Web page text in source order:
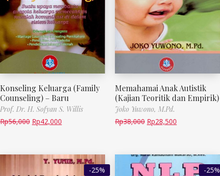
Konseling Keluarga (Family
Counseling) – Baru
Prof. Dr. H. Sofyan S. Willis
Rp56,000 Rp42,000
Memahamai Anak Autistik
(Kajian Teoritik dan Empirik)
Joko Yuwono, M.Pd.
Rp38,000 Rp28,500
-25% -25%